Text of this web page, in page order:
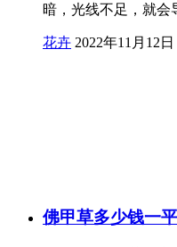
暗，光线不足，就
花卉 2022年11月12日
佛甲草多少钱一